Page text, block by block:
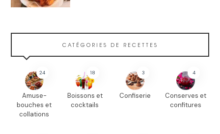
CATÉGORIES DE RECETTES
24
Amuse-
bouches et
collations
18
Boissons et
cocktails
3
Confiserie
4
Conserves et
confitures